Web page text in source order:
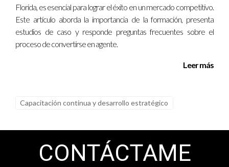
Florida, es esencial para lograr el éxito en un mercado competitivo.
Este artículo aborda la importancia de la formación, presenta
estudios de caso y responde preguntas frecuentes sobre el
proceso de convertirse en agente.
Leer más
Capacitación continua y desarrollo estratégico
CONTÁCTAME